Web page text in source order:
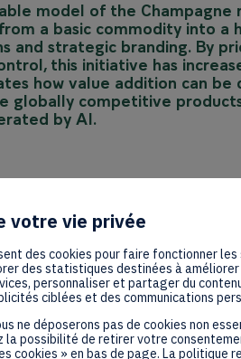
model of the Champagne
a basic commodity into a
and strategic branding. By
this initiative has
how value addition can
globally competitive
by AI.
votre vie privée
des cookies pour faire fonctionner les
des statistiques destinées à
personnaliser et partager du
ciblées et des communications
ne déposerons pas de cookies non
la possibilité de retirer votre
cookies » en bas de page. La politique